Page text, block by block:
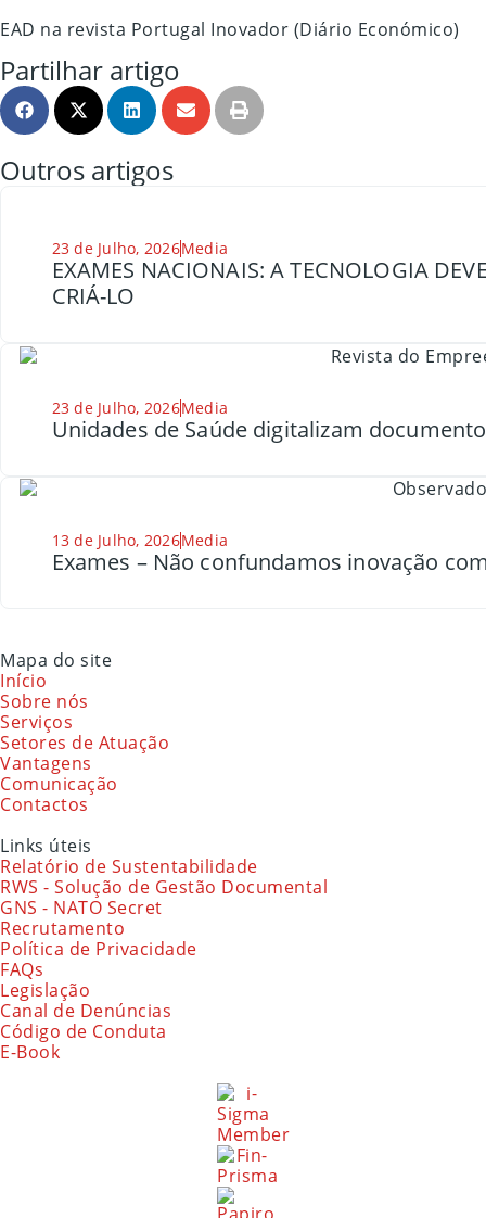
EAD na revista Portugal Inovador (Diário Económico)
Partilhar artigo
Outros artigos
23 de Julho, 2026Media
EXAMES NACIONAIS: A TECNOLOGIA
CRIÁ-LO
23 de Julho, 2026Media
Unidades de Saúde digitalizam
13 de Julho, 2026Media
Exames – Não confundamos inovação
Mapa do site
Início
Sobre nós
Serviços
Setores de Atuação
Vantagens
Comunicação
Contactos
Links úteis
Relatório de Sustentabilidade
RWS - Solução de Gestão Documental
GNS - NATO Secret
Recrutamento
Política de Privacidade
FAQs
Legislação
Canal de Denúncias
Código de Conduta
E-Book